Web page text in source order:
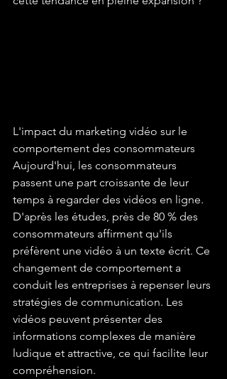
L'impact du marketing vidéo sur le
comportement des consommateurs
Aujourd'hui, les consommateurs
passent une part croissante de leur
temps à regarder des vidéos en ligne.
D'après les études, près de 80 % des
consommateurs affirment qu'ils
préfèrent une vidéo à un texte écrit. Ce
changement de comportement a
conduit les entreprises à repenser leurs
stratégies de communication. Les
vidéos peuvent présenter des
informations complexes de manière
ludique et attractive, ce qui facilite leur
compréhension.